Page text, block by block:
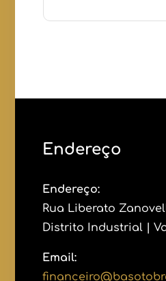
Endereço
Endereço:
Rua Liberato
Distrito Industrial |
Email: